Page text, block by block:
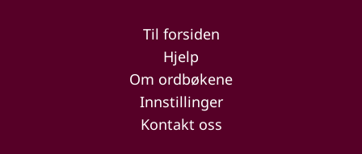
Til forsiden
Hjelp
Om ordbøkene
Innstillinger
Kontakt oss